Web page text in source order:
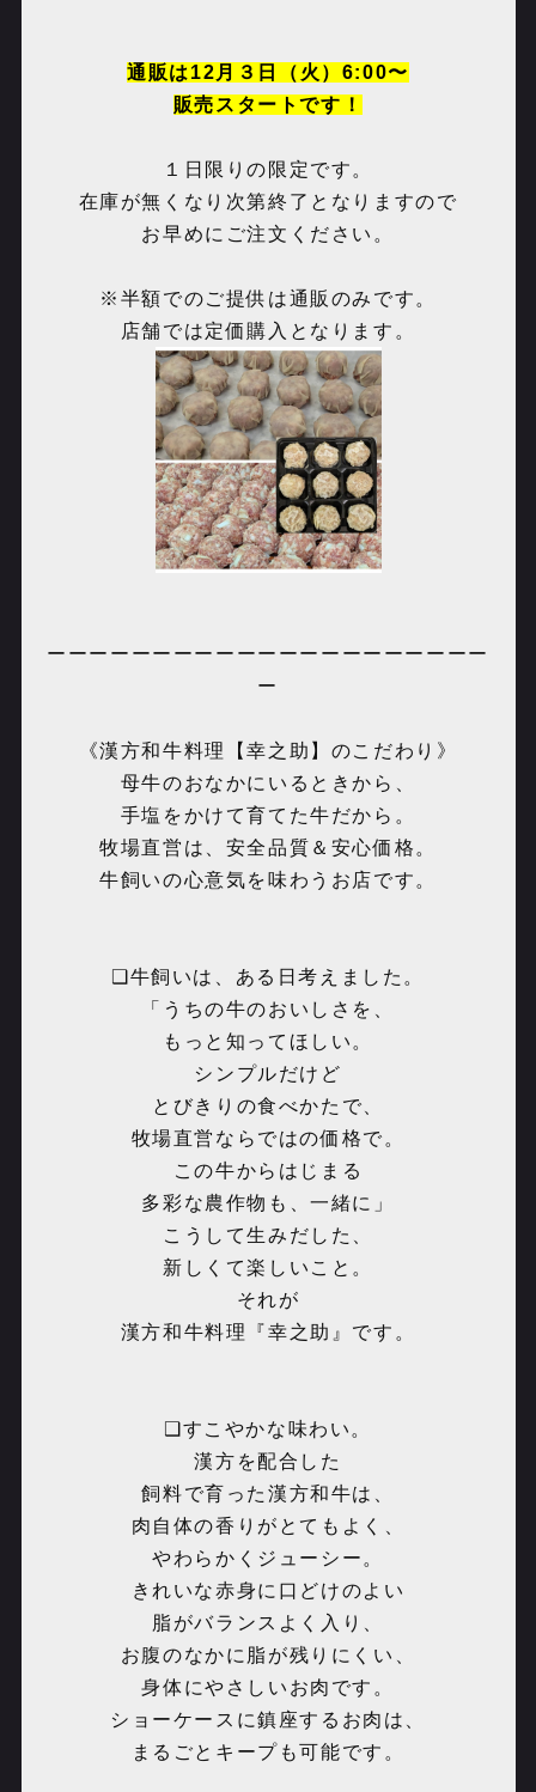
通販は12月３日（火）6:00〜
販売スタートです！
１日限りの限定です。
在庫が無くなり次第終了となりますので
お早めにご注文ください。
※半額でのご提供は通販のみです。
店舗では定価購入となります。
ーーーーーーーーーーーーーーーーーーーーー
ー
《漢方和牛料理【幸之助】のこだわり》
母牛のおなかにいるときから、
手塩をかけて育てた牛だから。
牧場直営は、安全品質＆安心価格。
牛飼いの心意気を味わうお店です。
❑牛飼いは、ある日考えました。
「うちの牛のおいしさを、
もっと知ってほしい。
シンプルだけど
とびきりの食べかたで、
牧場直営ならではの価格で。
この牛からはじまる
多彩な農作物も、一緒に」
こうして生みだした、
新しくて楽しいこと。
それが
漢方和牛料理『幸之助』です。
❑すこやかな味わい。
漢方を配合した
飼料で育った漢方和牛は、
肉自体の香りがとてもよく、
やわらかくジューシー。
きれいな赤身に口どけのよい
脂がバランスよく入り、
お腹のなかに脂が残りにくい、
身体にやさしいお肉です。
ショーケースに鎮座するお肉は、
まるごとキープも可能です。